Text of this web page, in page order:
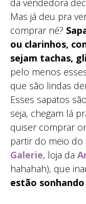
Mas já deu pra
comprar né?
ou clarinhos,
sejam tachas,
pelo menos
que são lindas
Esses sapatos
seja, chegam lá
quiser comprar
partir do meio do
Galerie, loja da
hahahah), que
estão